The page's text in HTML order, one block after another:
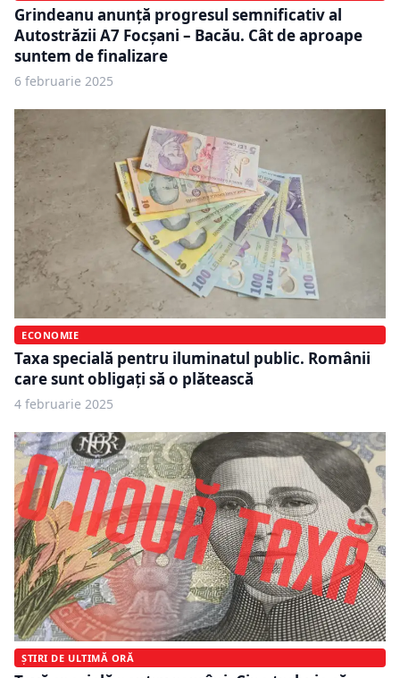
Grindeanu anunță progresul semnificativ al
Autostrăzii A7 Focșani – Bacău. Cât de aproape
suntem de finalizare
6 februarie 2025
ECONOMIE
Taxa specială pentru iluminatul public. Românii
care sunt obligați să o plătească
4 februarie 2025
ȘTIRI DE ULTIMĂ ORĂ